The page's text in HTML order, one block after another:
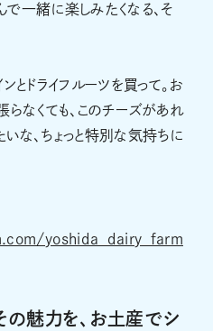
一緒に楽しみたくなる、そ
とドライフルーツを買って。お
らなくても、このチーズがあれ
な、ちょっと特別な気持ちに
yoshida_dairy_farm
の魅力を、お土産でシ